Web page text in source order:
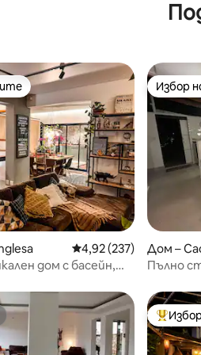
Средна оценка: 4,92
4,92 (237)
дом с басейн,
Избор
Избор
Дом –
Пълно
Най-